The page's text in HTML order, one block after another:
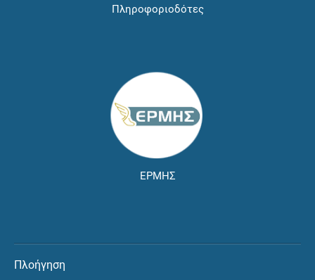
Πληροφοριοδότες
ΕΡΜΗΣ
Πλοήγηση